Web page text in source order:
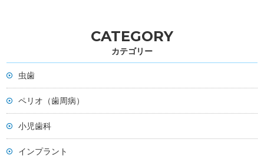
CATEGORY
カテゴリー
虫歯
ペリオ（歯周病）
小児歯科
インプラント